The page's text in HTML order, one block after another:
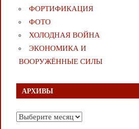
ФОРТИФИКАЦИЯ
ФОТО
ХОЛОДНАЯ ВОЙНА
ЭКОНОМИКА И
ВООРУЖЁННЫЕ СИЛЫ
АРХИВЫ
Архивы